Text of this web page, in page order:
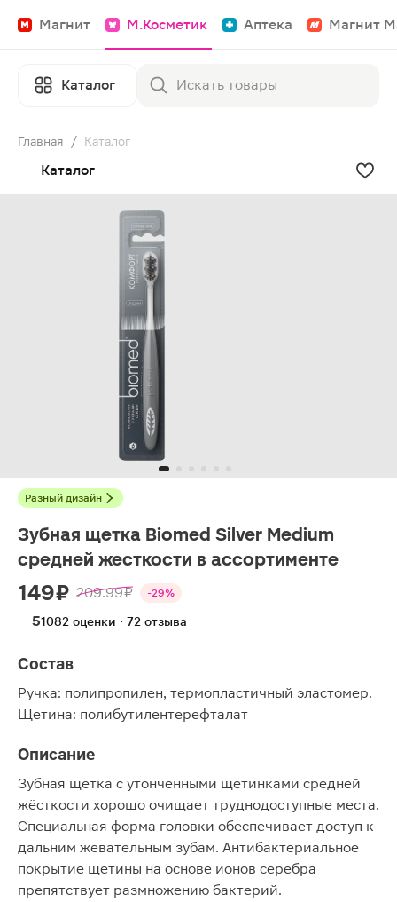
Магнит М.Косметик Аптека Магнит
Каталог
Главная / Каталог
Каталог
Разный дизайн
Зубная щетка Biomed Silver Medium
средней жесткости в ассортименте
149 ₽ 209.99 ₽ -29%
51082 оценки · 72 отзыва
Состав
Ручка: полипропилен, термопластичный эластомер.
Щетина: полибутилентерефталат
Описание
Зубная щётка с утончёнными щетинками средней
жёсткости хорошо очищает труднодоступные места.
Специальная форма головки обеспечивает доступ к
дальним жевательным зубам. Антибактериальное
покрытие щетины на основе ионов серебра
препятствует размножению бактерий.